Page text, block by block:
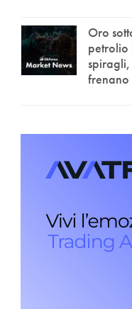
Oro
petrolio
spiragli,